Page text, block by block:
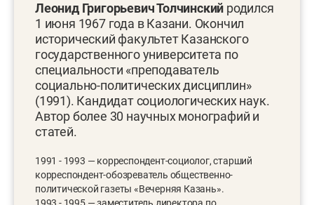
Леонид ГригорьевичТолчинский родился
1 июня 1967 года в Казани. Окончил
исторический факультет Казанского
государственного университета по
специальности «преподаватель
социально-политических дисциплин»
(1991). Кандидат социологических наук.
Автор более 30 научных монографий и
статей.
1991 - 1993 — корреспондент-социолог, старший
корреспондент-обозреватель общественно-
политической газеты «Вечерняя Казань».